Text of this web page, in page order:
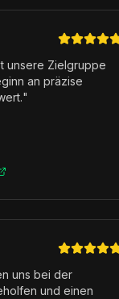
unsere Zielgruppe
an präzise
"
uns bei der
und einen